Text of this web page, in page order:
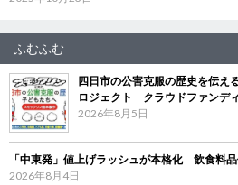
ふむふむ
四日市の公害克服の歴史を伝え
ロジェクト クラウドファンデ
2026年8月5日
「中東発」値上げラッシュが本格化 飲食料
2026年8月4日